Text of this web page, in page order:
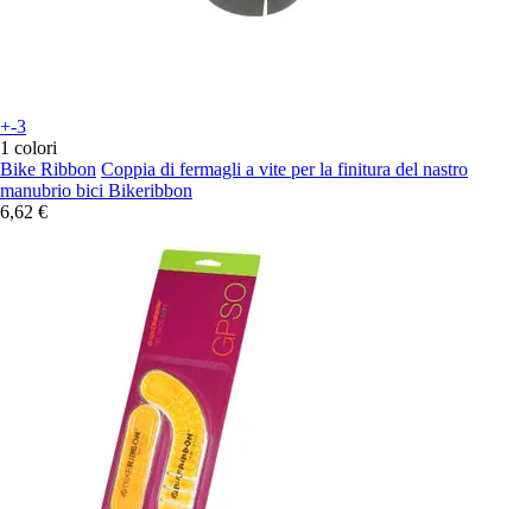
+-3
1 colori
Bike Ribbon Coppia di fermagli a vite per la finitura del nastro
manubrio bici Bikeribbon
6,62 €